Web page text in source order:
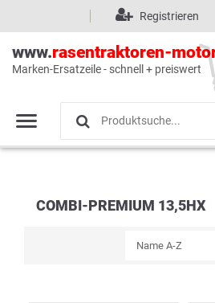
Registrieren
www.rasentraktoren-
Marken-Ersatzeile - schnell + preiswert
COMBI-PREMIUM 13,5HX